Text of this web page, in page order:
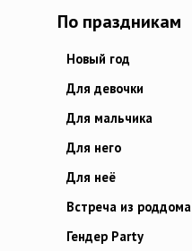
По праздникам
Новый год
Для девочки
Для мальчика
Для него
Для неё
Встреча из роддома
Гендер Party